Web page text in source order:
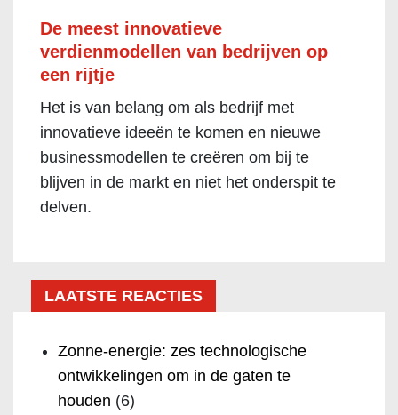
De meest innovatieve
verdienmodellen van bedrijven op
een rijtje
Het is van belang om als bedrijf met
innovatieve ideeën te komen en nieuwe
businessmodellen te creëren om bij te
blijven in de markt en niet het onderspit te
delven.
LAATSTE REACTIES
Zonne-energie: zes technologische
ontwikkelingen om in de gaten te
houden (6)